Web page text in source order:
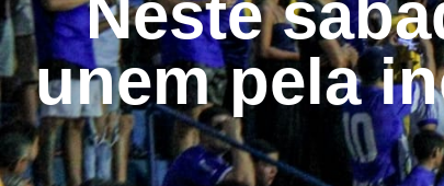
Neste
unem pela